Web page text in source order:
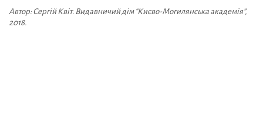
Автор: Сергій Квіт. Видавничий дім “Києво-Могилянська академія”,
2018.